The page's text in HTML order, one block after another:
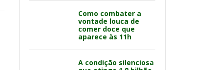
Como combater a
vontade louca de
comer doce que
aparece às 11h
A condição silenciosa